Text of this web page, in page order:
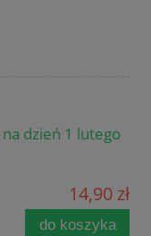
dzień 1 lutego
14,90 zł
do koszyka